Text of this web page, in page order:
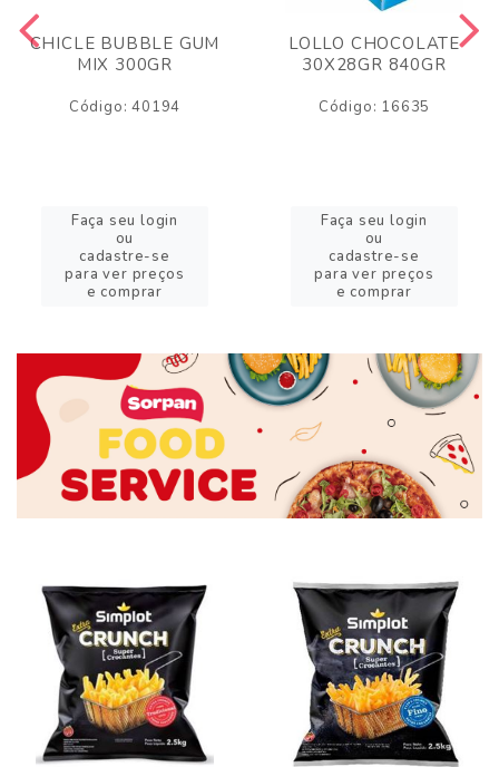
CHICLE BUBBLE GUM
MIX 300GR
Código: 40194
Faça seu login
ou
cadastre-se
para ver preços
e comprar
LOLLO CHOCOLATE
30X28GR 840GR
Código: 16635
Faça seu login
ou
cadastre-se
para ver preços
e comprar